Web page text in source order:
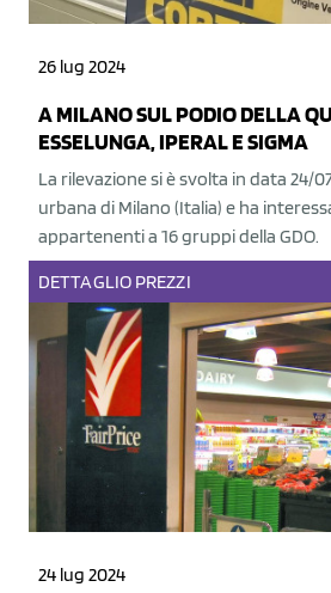
26 lug 2024
A MILANO SUL PODIO DELLA
ESSELUNGA, IPERAL E SIGMA
La rilevazione si è svolta in data 24/
urbana di Milano (Italia) e ha
appartenenti a 16 gruppi della GDO.
DETTAGLIO PREZZI
24 lug 2024